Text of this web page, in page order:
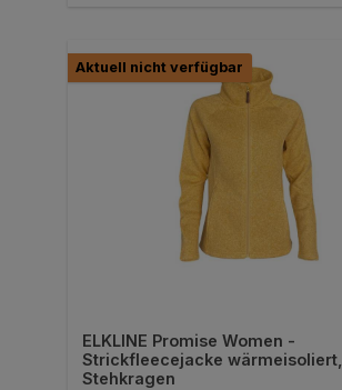
Aktuell nicht verfügbar
ELKLINE Promise Women -
Strickfleecejacke wärmeisoliert,
Stehkragen